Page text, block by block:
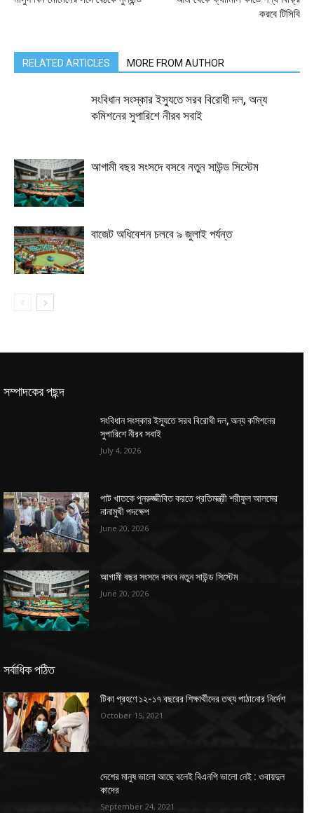
করবে টিসিবি
RELATED ARTICLES MORE FROM AUTHOR
সংবিধান সংস্কার ইস্যুতে সরব বিরোধী দল, অন্য
কমিশনের সুপারিশে নীরব সবাই
আগামী বছর সংসদে বসবে নতুন সাউন্ড সিস্টেম
বাজেট অধিবেশন চলবে ৯ জুলাই পর্যন্ত
সম্পাদকের পছন্দ
সংবিধান সংস্কার ইস্যুতে সরব বিরোধী দল, অন্য কমিশনের
সুপারিশে নীরব সবাই
July 4, 2026
পাট খাতকে পুনরুজ্জীবিত করতে প্রতিমন্ত্রী শরীফুল আলমের
নানামুখী পদক্ষেপ
June 20, 2026
আগামী বছর সংসদে বসবে নতুন সাউন্ড সিস্টেম
June 20, 2026
সর্বাধিক পঠিত
টিকা গ্রহণে ১২-১৭ বছরের শিক্ষার্থীদের তথ্য পাঠানোর নির্দেশ
October 15, 2021
দেশের মানুষ ভালো আছে বলেই বিএনপি ভালো নেই : ওবায়দুল
কাদের
September 24, 2021